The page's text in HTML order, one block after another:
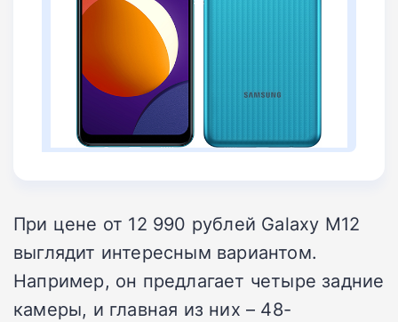
При цене от 12 990 рублей Galaxy M12
выглядит интересным вариантом.
Например, он предлагает четыре задние
камеры, и главная из них – 48-